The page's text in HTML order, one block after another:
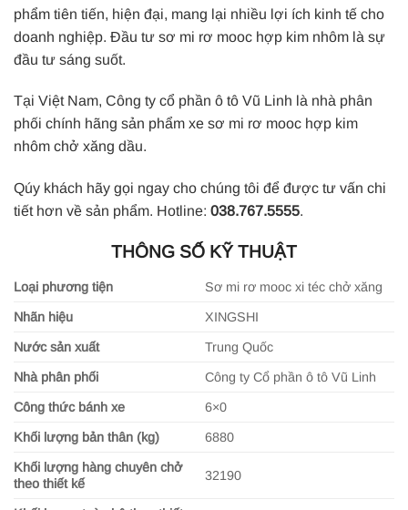
phẩm tiên tiến, hiện đại, mang lại nhiều lợi ích kinh tế cho
doanh nghiệp. Đầu tư sơ mi rơ mooc hợp kim nhôm là sự
đầu tư sáng suốt.
Tại Việt Nam, Công ty cổ phần ô tô Vũ Linh là nhà phân
phối chính hãng sản phẩm xe sơ mi rơ mooc hợp kim
nhôm chở xăng dầu.
Qúy khách hãy gọi ngay cho chúng tôi để được tư vấn chi
tiết hơn về sản phẩm. Hotline: 038.767.5555.
THÔNG SỐ KỸ THUẬT
Loại phương tiện Sơ mi rơ mooc xi téc chở xăng
Nhãn hiệu XINGSHI
Nước sản xuất Trung Quốc
Nhà phân phối Công ty Cổ phần ô tô Vũ Linh
Công thức bánh xe 6×0
Khối lượng bản thân (kg) 6880
Khối lượng hàng chuyên chở
theo thiết kế
32190